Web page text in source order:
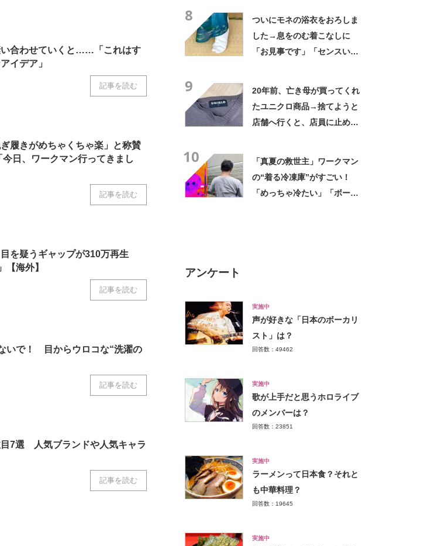
合わせていくと……「これはす
イデア」
記事を読む
履きがめちゃくちゃ楽」と称賛
日、ワークマン行ってきまし
記事を読む
を疑うギャップが310万再生
【海外】
記事を読む
いで！ 目からウロコな“洗濯の
記事を読む
7選 人気ブランドや人気キャラ
記事を読む
8
ついにモネの浴衣をおろしま
した→息をのむ着こなしに
「お見事です」「センスい
9
20年前、亡き母が買ってくれ
たユニクロ商品→捨てようと
店舗へ行くと、店員に止めら
10
「真夏の救世主」ワークマン
の“着る冷凍庫”がすごい！
「めっちゃ冷たい」「ボーッ
アンケート
実施中
声が好きな「日本のボーカリ
スト」は？
回答数：49462
実施中
歌が上手だと思うホロライブ
のメンバーは？
回答数：23851
実施中
ラーメンって日本食？それと
も中華料理？
回答数：19645
実施中